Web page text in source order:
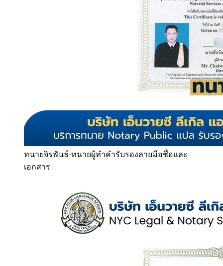
ทนายจิรพันธ์·ทนายผู้ทำคำรับรองลายมือชื่อและ
เอกสาร